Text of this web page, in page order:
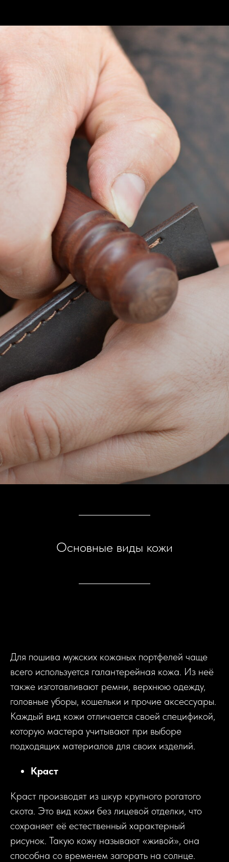
Основные виды кожи
Для пошива мужских кожаных портфелей чаще
всего используется галантерейная кожа. Из неё
также изготавливают ремни, верхнюю одежду,
головные уборы, кошельки и прочие аксессуары.
Каждый вид кожи отличается своей спецификой,
которую мастера учитывают при выборе
подходящих материалов для своих изделий.
Краст
Краст производят из шкур крупного рогатого
скота. Это вид кожи без лицевой отделки, что
сохраняет её естественный характерный
рисунок. Такую кожу называют «живой», она
способна со временем загорать на солнце.